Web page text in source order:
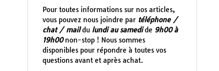
Pour toutes informations sur nos articles,
vous pouvez nous joindre par téléphone /
chat / maildu lundi au samedide 9h00 à
19h00non-stop ! Nous sommes
disponibles pour répondre à toutes vos
questions avant et après achat.